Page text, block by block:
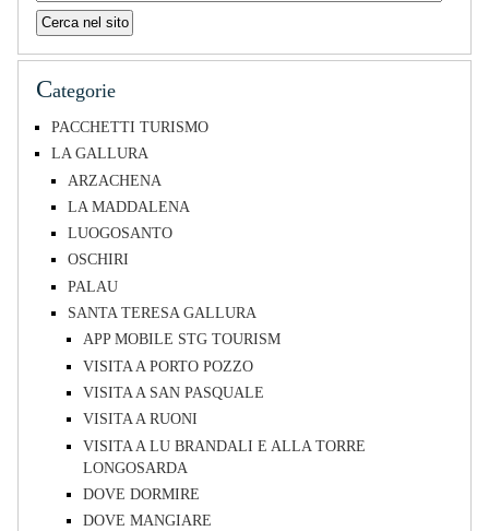
Categorie
PACCHETTI TURISMO
LA GALLURA
ARZACHENA
LA MADDALENA
LUOGOSANTO
OSCHIRI
PALAU
SANTA TERESA GALLURA
APP MOBILE STG TOURISM
VISITA A PORTO POZZO
VISITA A SAN PASQUALE
VISITA A RUONI
VISITA A LU BRANDALI E ALLA TORRE
LONGOSARDA
DOVE DORMIRE
DOVE MANGIARE